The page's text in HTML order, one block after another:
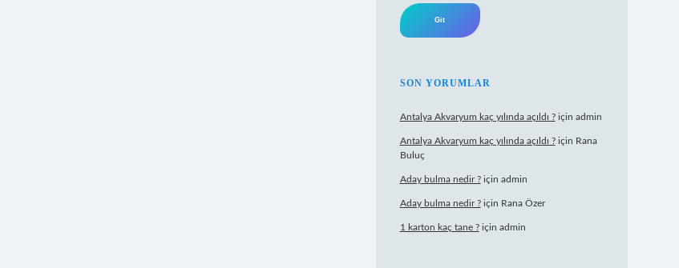
SON YORUMLAR
Antalya Akvaryum kaç yılında açıldı ?için admin
Antalya Akvaryum kaç yılında açıldı ?için Rana
Buluç
Aday bulma nedir ?için admin
Aday bulma nedir ?için Rana Özer
1 karton kaç tane ?için admin